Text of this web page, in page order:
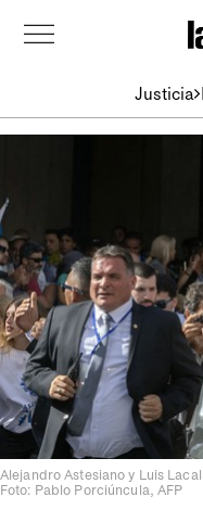
Justicia
Alejandro Astesiano y Luis
Foto: Pablo Porciúncula, AFP